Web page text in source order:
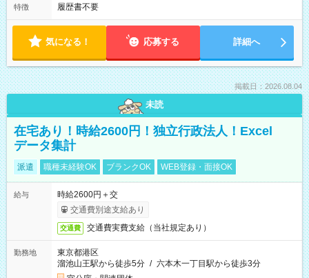
特徴 履歴書不要
気になる！ 応募する 詳細へ
掲載日：2026.08.04
未読
在宅あり！時給2600円！独立行政法人！Excel
データ集計
派遣 職種未経験OK ブランクOK WEB登録・面接OK
給与
時給2600円＋交
交通費別途支給あり
交通費 交通費実費支給（当社規定あり）
勤務地
東京都港区
溜池山王駅から徒歩5分 / 六本木一丁目駅から徒歩3分